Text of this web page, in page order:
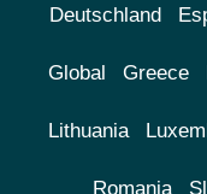
Deutschland
Global Greece
Lithuania
Romania